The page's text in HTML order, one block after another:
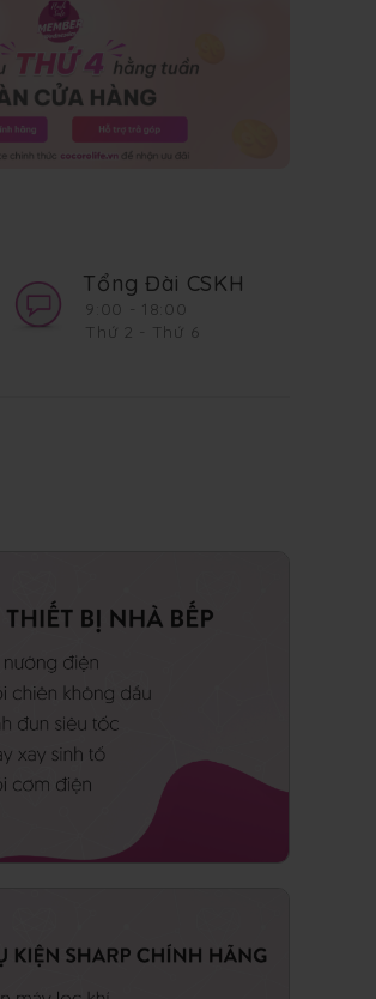
Tổng Đài CSKH
9:00 - 18:00
Thứ 2 - Thứ 6